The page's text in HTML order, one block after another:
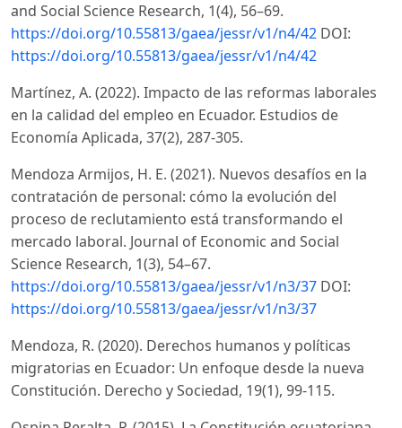
and Social Science Research, 1(4), 56–69.
https://doi.org/10.55813/gaea/jessr/v1/n4/42 DOI:
https://doi.org/10.55813/gaea/jessr/v1/n4/42
Martínez, A. (2022). Impacto de las reformas laborales
en la calidad del empleo en Ecuador. Estudios de
Economía Aplicada, 37(2), 287-305.
Mendoza Armijos, H. E. (2021). Nuevos desafíos en la
contratación de personal: cómo la evolución del
proceso de reclutamiento está transformando el
mercado laboral. Journal of Economic and Social
Science Research, 1(3), 54–67.
https://doi.org/10.55813/gaea/jessr/v1/n3/37 DOI:
https://doi.org/10.55813/gaea/jessr/v1/n3/37
Mendoza, R. (2020). Derechos humanos y políticas
migratorias en Ecuador: Un enfoque desde la nueva
Constitución. Derecho y Sociedad, 19(1), 99-115.